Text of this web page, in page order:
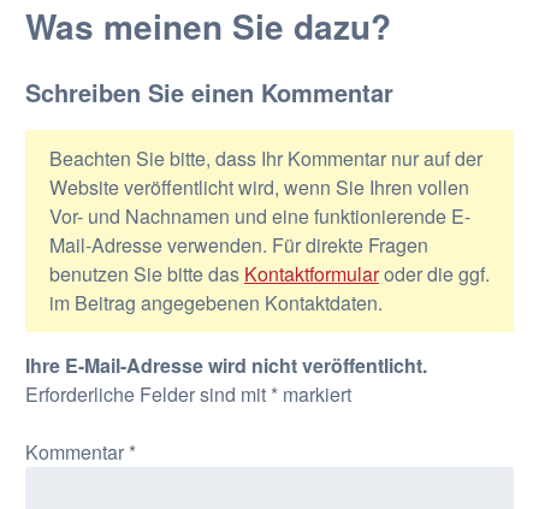
Was meinen Sie dazu?
Schreiben Sie einen Kommentar
Beachten Sie bitte, dass Ihr Kommentar nur auf der
Website veröffentlicht wird, wenn Sie Ihren vollen
Vor- und Nachnamen und eine funktionierende E-
Mail-Adresse verwenden. Für direkte Fragen
benutzen Sie bitte das Kontaktformularoder die ggf.
im Beitrag angegebenen Kontaktdaten.
Ihre E-Mail-Adresse wird nicht veröffentlicht.
Erforderliche Felder sind mit *markiert
Kommentar *